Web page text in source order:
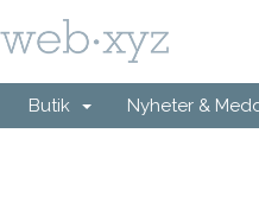
Butik Nyheter &